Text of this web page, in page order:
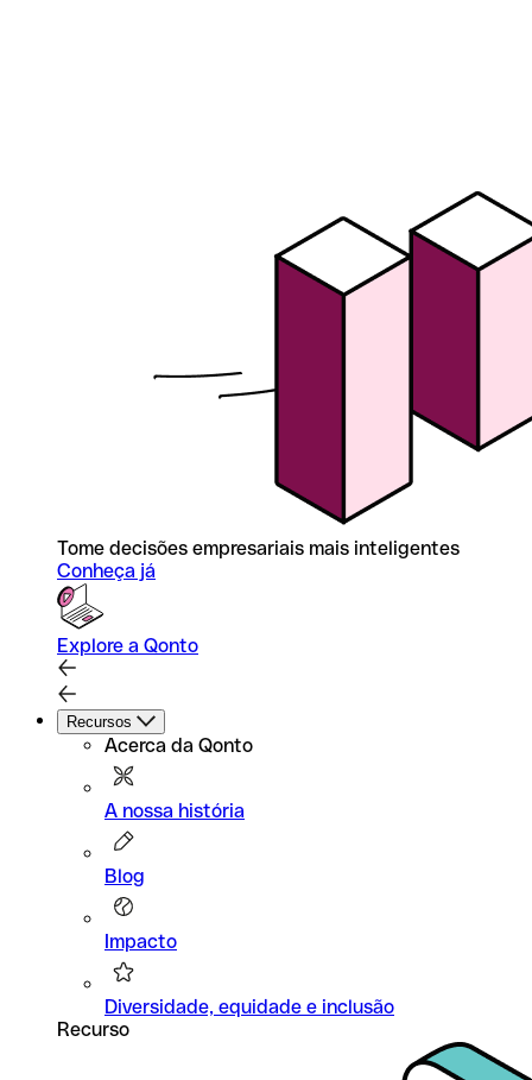
Tome decisões empresariais mais inteligentes
Conheça já
Explore a Qonto
Recursos
Acerca da Qonto
A nossa história
Blog
Impacto
Diversidade, equidade e inclusão
Recurso